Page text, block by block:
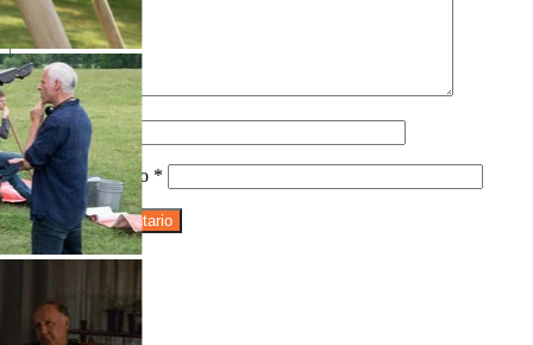
Nombre*
Correo electrónico *